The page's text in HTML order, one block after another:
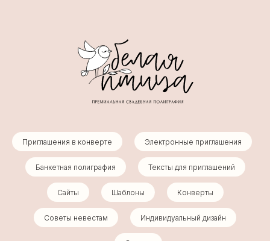
Приглашения в конверте Электронные приглашения
Банкетная полиграфия Тексты для приглашений
Сайты Шаблоны Конверты
Советы невестам Индивидуальный дизайн